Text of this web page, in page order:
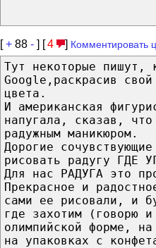
[+ 88 - ] [4 ] Комментировать
Тут некоторые пишут,
Google,раскрасив
цвета.
И американская
напугала, сказав,
радужным маникюром.
Дорогие
рисовать радугу ГДЕ
Для нас РАДУГА это
Прекрасное и
сами ее рисовали, и
где захотим (говорю
олимпийской форме,
на упаковках с